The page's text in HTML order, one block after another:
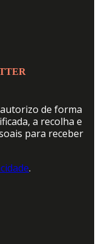
de forma
a recolha e
para receber
.